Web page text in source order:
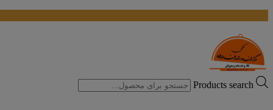
Products search